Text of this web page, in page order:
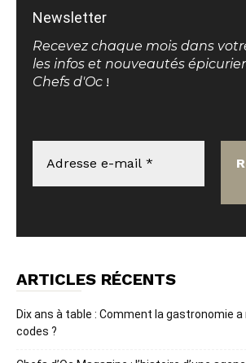
Newsletter
Recevez chaque mois dans
les infos et nouveautés
Chefs d'Oc !
ARTICLES RÉCENTS
Dix ans à table : Comment la gastronomie
codes ?